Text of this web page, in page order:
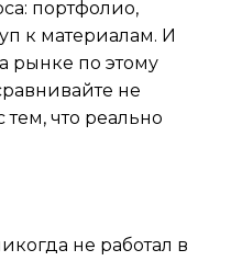
портфолио,
к материалам. И
рынке по этому
не
тем, что реально
не работал в